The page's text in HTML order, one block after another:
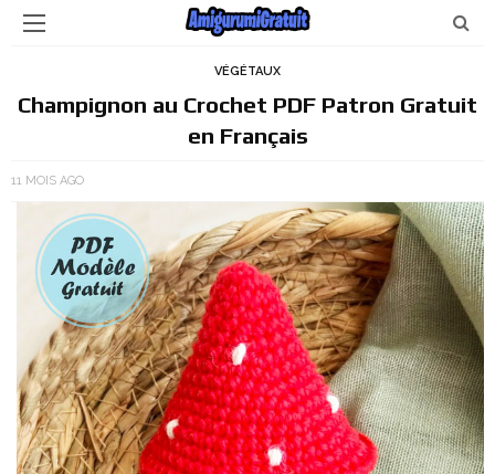
VÉGÉTAUX
Champignon au Crochet PDF Patron Gratuit
en Français
11 MOIS AGO